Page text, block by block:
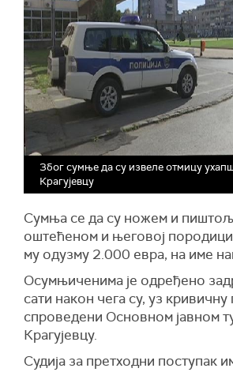
Због сумње да су извеле отмицу
Крагујевцу
Сумња се да су ножем и
оштећеном и његовој
му одузму 2.000 евра, на име
Осумњиченима је одређено
сати након чега су, уз кривичну
спроведени Основном јавном
Крагујевцу.
Судија за претходни поступак